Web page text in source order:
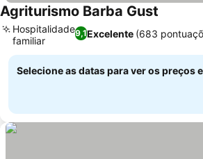
Agriturismo Barba Gust
9,1Excelente (683
Hospitalidade
familiar
Selecione as datas para ver os preços